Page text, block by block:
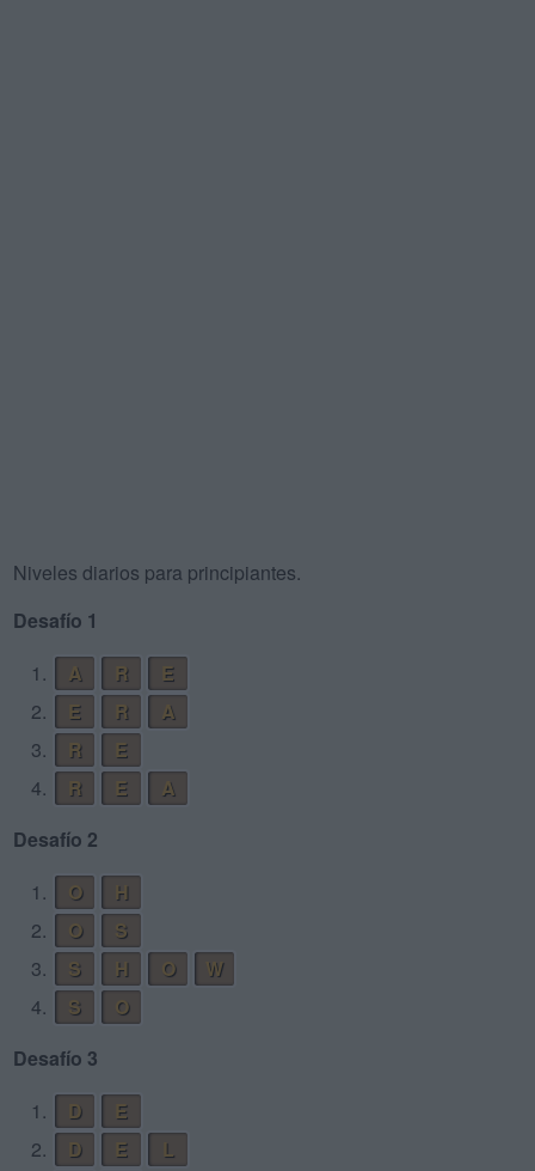
Niveles diarios para principiantes.
Desafío 1
1.
A R
E
2.
E R
A
3.
R
E
4.
R E
A
Desafío 2
1.
O
H
2.
O
S
3.
S H O
W
4.
S
O
Desafío 3
1.
D
E
2.
D E
L